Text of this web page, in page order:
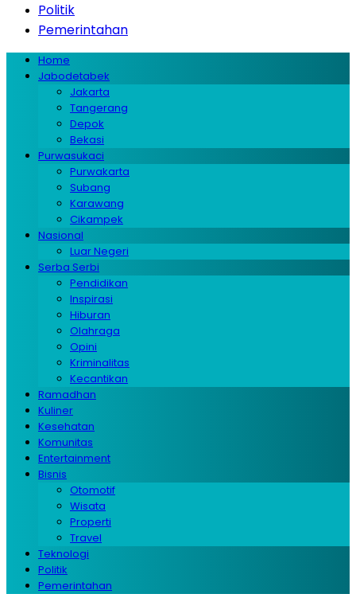
Politik
Pemerintahan
Home
Jabodetabek
Jakarta
Tangerang
Depok
Bekasi
Purwasukaci
Purwakarta
Subang
Karawang
Cikampek
Nasional
Luar Negeri
Serba Serbi
Pendidikan
Inspirasi
Hiburan
Olahraga
Opini
Kriminalitas
Kecantikan
Ramadhan
Kuliner
Kesehatan
Komunitas
Entertainment
Bisnis
Otomotif
Wisata
Properti
Travel
Teknologi
Politik
Pemerintahan